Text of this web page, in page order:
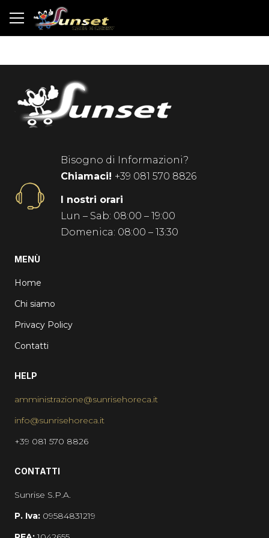
Bisogno di Informazioni?
Chiamaci! +39 081 570 8826
I nostri orari
Lun – Sab: 08:00 – 19:00
Domenica: 08:00 – 13:30
MENÙ
Home
Chi siamo
Privacy Policy
Contatti
HELP
amministrazione@sunrisehoreca.it
info@sunrisehoreca.it
+39 081 570 8826
CONTATTI
Sunrise S.P.A.
P. Iva: 09584831219